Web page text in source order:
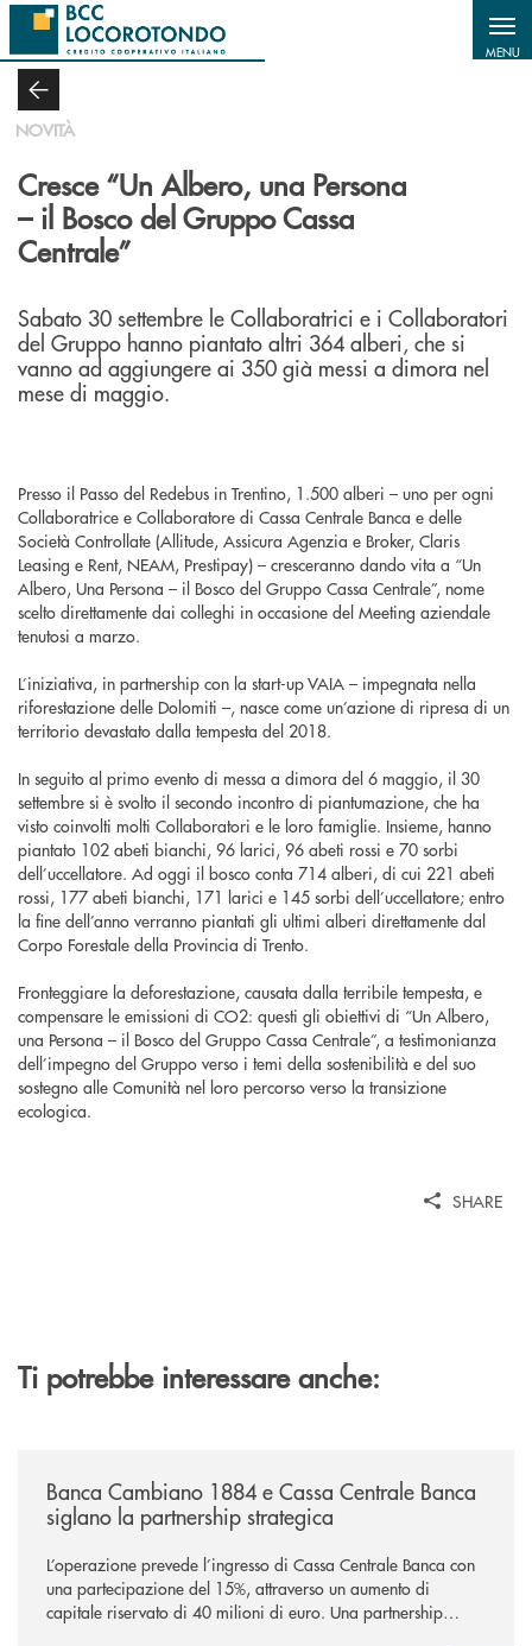
Salta al contenuto principale
MENU
NOVITÀ
Cresce “Un Albero, una Persona
– il Bosco del Gruppo Cassa
Centrale”
Sabato 30 settembre le Collaboratrici e i Collaboratori
del Gruppo hanno piantato altri 364 alberi, che si
vanno ad aggiungere ai 350 già messi a dimora nel
mese di maggio.
Presso il Passo del Redebus in Trentino, 1.500 alberi – uno per ogni
Collaboratrice e Collaboratore di Cassa Centrale Banca e delle
Società Controllate (Allitude, Assicura Agenzia e Broker, Claris
Leasing e Rent, NEAM, Prestipay) – cresceranno dando vita a “Un
Albero, Una Persona – il Bosco del Gruppo Cassa Centrale”, nome
scelto direttamente dai colleghi in occasione del Meeting aziendale
tenutosi a marzo.
L’iniziativa, in partnership con la start-up VAIA – impegnata nella
riforestazione delle Dolomiti –, nasce come un’azione di ripresa di un
territorio devastato dalla tempesta del 2018.
In seguito al primo evento di messa a dimora del 6 maggio, il 30
settembre si è svolto il secondo incontro di piantumazione, che ha
visto coinvolti molti Collaboratori e le loro famiglie. Insieme, hanno
piantato 102 abeti bianchi, 96 larici, 96 abeti rossi e 70 sorbi
dell’uccellatore. Ad oggi il bosco conta 714 alberi, di cui 221 abeti
rossi, 177 abeti bianchi, 171 larici e 145 sorbi dell’uccellatore; entro
la fine dell’anno verranno piantati gli ultimi alberi direttamente dal
Corpo Forestale della Provincia di Trento.
Fronteggiare la deforestazione, causata dalla terribile tempesta, e
compensare le emissioni di CO2: questi gli obiettivi di “Un Albero,
una Persona – il Bosco del Gruppo Cassa Centrale”, a testimonianza
dell’impegno del Gruppo verso i temi della sostenibilità e del suo
sostegno alle Comunità nel loro percorso verso la transizione
ecologica.
SHARE
Ti potrebbe interessare anche:
Banca Cambiano 1884 e Cassa Centrale Banca
siglano la partnership strategica
L’operazione prevede l’ingresso di Cassa Centrale Banca con
una partecipazione del 15%, attraverso un aumento di
capitale riservato di 40 milioni di euro. Una partnership